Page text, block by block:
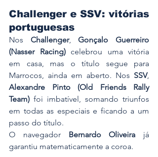
Challenger e SSV: vitórias
portuguesas
Nos Challenger, Gonçalo Guerreiro
(Nasser Racing) celebrou uma vitória
em casa, mas o título segue para
Marrocos, ainda em aberto. Nos SSV
Alexandre Pinto (Old Friends Rally
Team) foi imbatível, somando triunfos
em todas as especiais e ficando a um
passo do título.
O navegador Bernardo Oliveira já
garantiu matematicamente a coroa.